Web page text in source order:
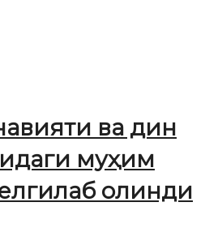
ва дин
муҳим
олинди